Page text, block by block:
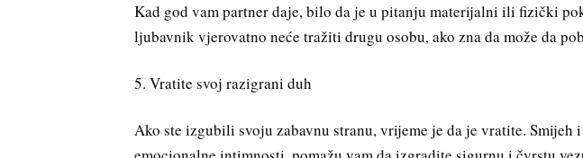
Kad god vam partner daje, bilo da je u pitanju materijalni ili fizički
ljubavnik vjerovatno neće tražiti drugu osobu, ako zna da može da
5. Vratite svoj razigrani duh
Ako ste izgubili svoju zabavnu stranu, vrijeme je da je vratite.